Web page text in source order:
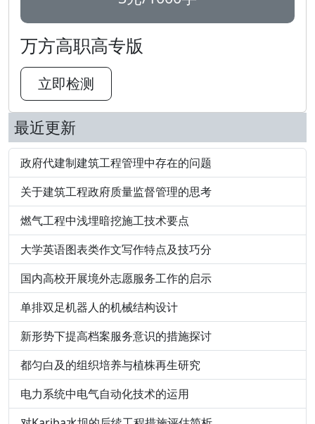
万方高职高专版
立即检测
最近更新
政府代建制建筑工程管理中存在的问题
关于建筑工程政府质量监督管理的思考
燃气工程中浅埋暗挖施工技术要点
大学英语图表类作文写作特点及技巧分
国内高校开展境外志愿服务工作的启示
单排双足机器人的机械结构设计
新形势下提高档案服务意识的措施探讨
都匀白及的组织培养与植株再生研究
电力系统中电气自动化技术的运用